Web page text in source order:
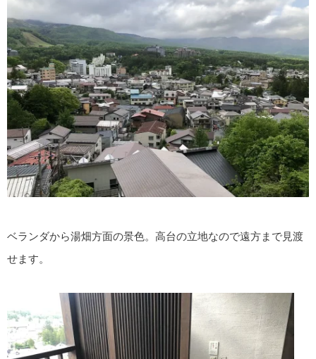
ベランダから湯畑方面の景色。高台の立地なので遠方まで見渡
せます。